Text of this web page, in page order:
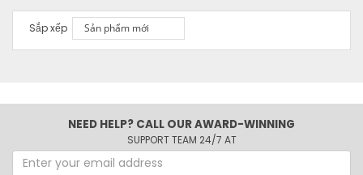
Sắp xếp
NEED HELP? CALL OUR AWARD-WINNING
SUPPORT TEAM 24/7 AT